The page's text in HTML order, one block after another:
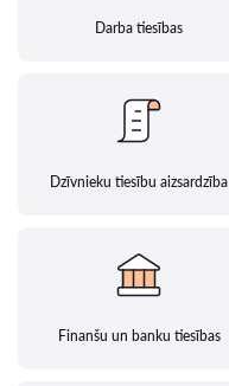
Darba tiesības
Dzīvnieku tiesību aizsardzība
Finanšu un banku tiesības